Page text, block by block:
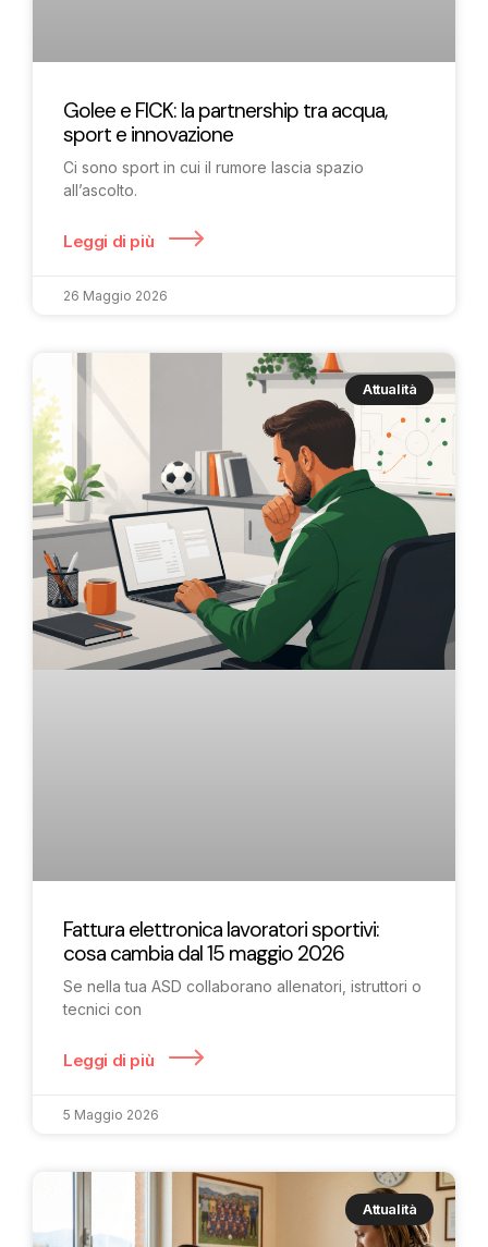
Golee e FICK: la partnership tra acqua,
sport e innovazione
Ci sono sport in cui il rumore lascia spazio
all’ascolto.
Leggi di più
26 Maggio 2026
Attualità
Fattura elettronica lavoratori sportivi:
cosa cambia dal 15 maggio 2026
Se nella tua ASD collaborano allenatori, istruttori o
tecnici con
Leggi di più
5 Maggio 2026
Attualità